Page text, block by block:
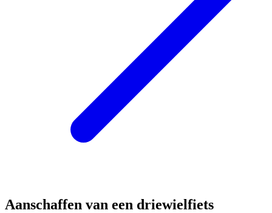
Aanschaffen van een driewielfiets